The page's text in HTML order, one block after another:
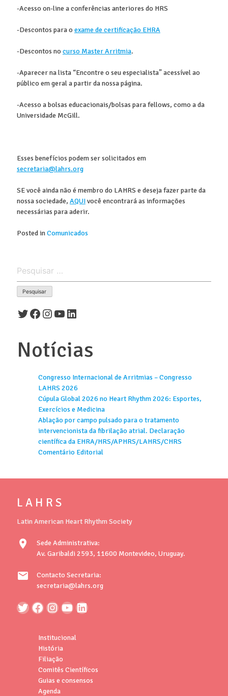
-Acesso on-line a conferências anteriores do HRS
-Descontos para o exame de certificação EHRA
-Descontos no curso Master Arritmia.
-Aparecer na lista “Encontre o seu especialista” acessível ao
público em geral a partir da nossa página.
-Acesso a bolsas educacionais/bolsas para fellows, como a da
Universidade McGill.
Esses benefícios podem ser solicitados em
secretaria@lahrs.org
SE você ainda não é membro do LAHRS e deseja fazer parte da
nossa sociedade, AQUIvocê encontrará as informações
necessárias para aderir.
Posted inComunicados
por:
Twitter
Facebook
Instagram
Youtube
LinkedIn
Notícias
Congresso Internacional de Arritmias – Congresso
LAHRS 2026
Cúpula Global 2026 no Heart Rhythm 2026: Esportes,
Exercícios e Medicina
Ablação por campo pulsado para o tratamento
intervencionista da fibrilação atrial. Declaração
científica da EHRA/HRS/APHRS/LAHRS/CHRS
Comentário Editorial
L A H R S
Latin American Heart Rhythm Society
location_on
Sede Administrativa:
Av. Garibaldi 2593, 11600 Montevideo, Uruguay.
mail
Contacto Secretaria:
secretaria@lahrs.org
Institucional
História
Filiação
Comitês Científicos
Guias e consensos
Agenda